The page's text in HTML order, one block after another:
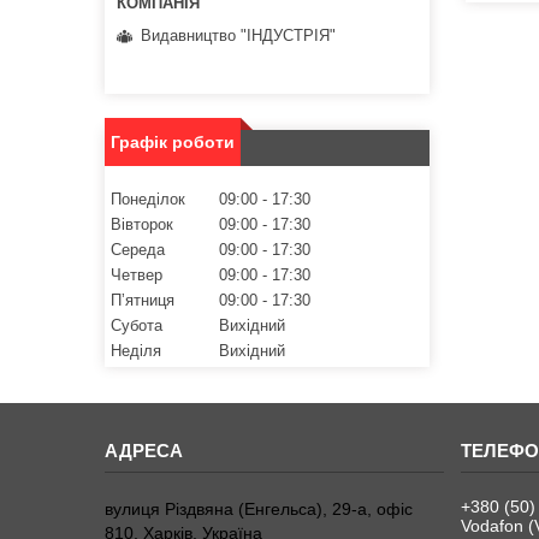
Видавництво "ІНДУСТРІЯ"
Графік роботи
Понеділок 09:00
17:30
Вівторок
09:00
17:30
Середа
09:00
17:30
Четвер
09:00
17:30
Пʼятниця
09:00
17:30
Субота
Вихідний
Неділя
Вихідний
вулиця Різдвяна (Енгельса), 29-а, офіс
810, Харків, Україна
+380
Vodafon